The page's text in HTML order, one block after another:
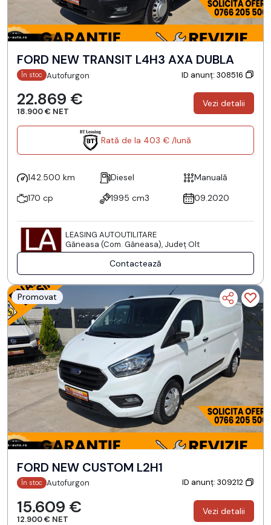
FORD NEW TRANSIT L4H3 AXA DUBLA
În stoc Autofurgon ID anunț: 308516
22.869 €
18.900 € NET
Vezi detalii
Rată de la 403 € /lună
142.500 km Diesel
Manuală
170 cp
1995 cm3 09.2020
LEASING AUTOUTILITARE
Găneasa (Com. Găneasa), Județ Olt
Contactează
Promovat
FORD NEW CUSTOM L2H1
În stoc Autofurgon ID anunț: 309212
15.609 €
12.900 € NET
Vezi detalii